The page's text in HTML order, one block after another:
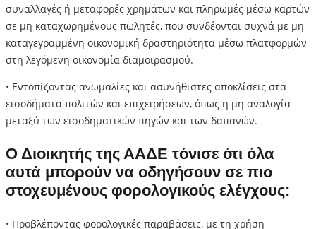
συναλλαγές ή μεταφορές χρημάτων και πληρωμές μέσω καρτών
σε μη καταχωρημένους πωλητές, που συνδέονται συχνά με μη
καταγεγραμμένη οικονομική δραστηριότητα μέσω πλατφορμών
στη λεγόμενη οικονομία διαμοιρασμού.
• Εντοπίζοντας ανωμαλίες και ασυνήθιστες αποκλίσεις στα
εισοδήματα πολιτών και επιχειρήσεων, όπως η μη αναλογία
μεταξύ των εισοδηματικών πηγών και των δαπανών.
Ο Διοικητής της ΑΑΔΕ τόνισε ότι όλα
αυτά μπορούν να οδηγήσουν σε πιο
στοχευμένους φορολογικούς ελέγχους:
• Προβλέποντας φορολογικές παραβάσεις, με τη χρήση